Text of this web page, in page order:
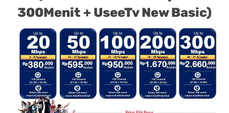
300Menit + UseeTv New Basic)